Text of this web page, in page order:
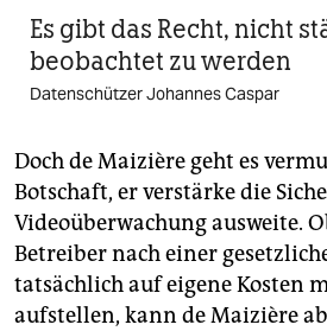
Es gibt das Recht, nicht
beobachtet zu werden
Datenschützer Johannes Caspar
Doch de Maizière geht es
Botschaft, er verstärke die
Videoüberwachung ausweite.
Betreiber nach einer
tatsächlich auf eigene Kosten
aufstellen, kann de Maizière